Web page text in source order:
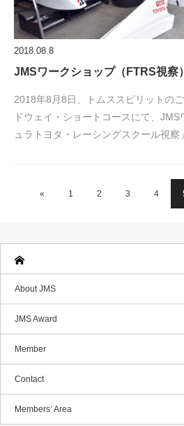
2018.08.8
JMSワークショップ（FTRS視察
2018年8月8日、トムススピリットの
ドウェイ・ショートコースにて、
ュラトヨタ・レーシングスクール視察
« 1 2 3 4
About JMS
JMS Award
Member
Contact
Members’ Area